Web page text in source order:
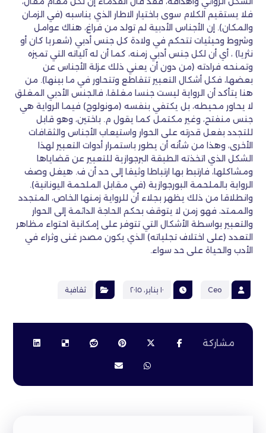
فلا يستقيم الكلام سوى باختيار الاطار الذي يناسبه (في الزمان
والمكان). إن الأجناس الأدبية لم تولد من فراغ، هناك عوامل
وشروط وحيثيات تتحكم في ولادة كل جنس أدبي (شعريا كان أو
نثريا) ، أي أن لكل جنس أدبي زمنه، كما أن له آلياته التي تميزه
وتمنحه فرادته (من دون أن يعني ذلك عزلة الأجناس عن
بعضها، فكل أشكال التعبير تتقاطع وتتحاور في ما بينها). من
هنا يتأكد أن الرواية ليست جنسا مغلقا، فالجنس الأدبي المغلق
لا يحاور محيطه، بل يكتفي بنفسه (مونولوج) فيما الرواية هي
جنس منفتح، وغير مكتمل كما يقول م. باختين، وهو قابل
للتجدد بفعل قدرته على الحوار واستيعاب الأجناس والثقافات
الأخرى، وهذا من شأنه أن يطور باستمرار أدوات التعبير لهذا
الشكل الذي اتخذته الطبقة البرجوازية للتعبير عن قضاياها
ومشاكلها، فارتبط بها ارتباطا وثيقا إلى حد أن ف. هيغل وصف
الرواية بالملحمة البورجوازية (في مقابل الملحمة اليونانية).
وانطلاقا من ذلك يظهر بجلاء أن للرواية زمنها الخاص، المتجدد
والممتد، فهو زمن لا يتوقف بحكم الحاجة الدائمة إلى الحوار
والتعبير بواسطة الأشكال التي تتوفر على إمكانية احتواء مظاهر
التعدد (على اختلاف تجلياته) الذي يكون مصدر غنى وثراء في
الأدب والحياة على حد سواء.
Ceo ١٠ يناير، ٢٠١٥ ثقافية